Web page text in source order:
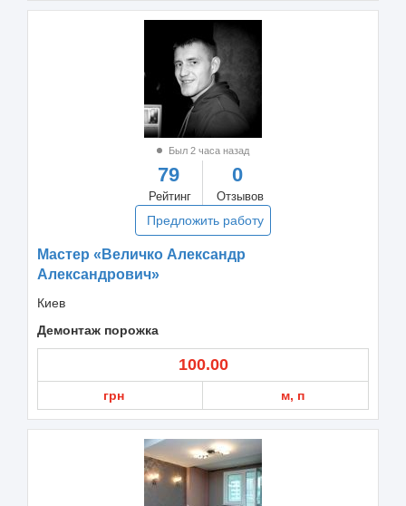
Был 2 часа назад
79
Рейтинг
0
Отзывов
Предложить работу
Мастер «Величко Александр
Александрович»
Киев
Демонтаж порожка
100.00
грн м, п